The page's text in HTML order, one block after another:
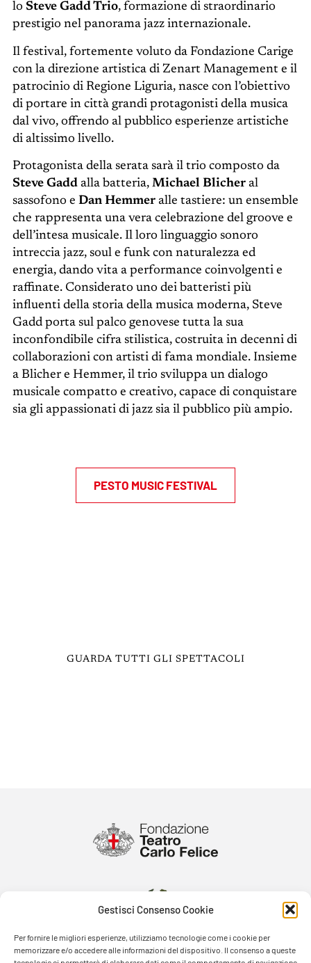
Gestisci Consenso Cookie
Per fornire le migliori esperienze, utilizziamo tecnologie come i cookie per
memorizzare e/o accedere alle informazioni del dispositivo. Il consenso a queste
lo Steve Gadd Trio, formazione di straordinario
prestigio nel panorama jazz internazionale.
Il festival, fortemente voluto da Fondazione Carige
con la direzione artistica di Zenart Management e il
patrocinio di Regione Liguria, nasce con l’obiettivo
di portare in città grandi protagonisti della musica
dal vivo, offrendo al pubblico esperienze artistiche
di altissimo livello.
Protagonista della serata sarà il trio composto da
Steve Gaddalla batteria, Michael Blicheral
sassofono e Dan Hemmeralle tastiere: un ensemble
che rappresenta una vera celebrazione del groove e
dell’intesa musicale. Il loro linguaggio sonoro
intreccia jazz, soul e funk con naturalezza ed
energia, dando vita a performance coinvolgenti e
raffinate. Considerato uno dei batteristi più
influenti della storia della musica moderna, Steve
Gadd porta sul palco genovese tutta la sua
inconfondibile cifra stilistica, costruita in decenni di
collaborazioni con artisti di fama mondiale. Insieme
a Blicher e Hemmer, il trio sviluppa un dialogo
musicale compatto e creativo, capace di conquistare
sia gli appassionati di jazz sia il pubblico più ampio.
PESTO MUSIC FESTIVAL
GUARDA TUTTI GLI SPETTACOLI